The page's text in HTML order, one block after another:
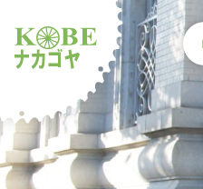
ショップナカ
本